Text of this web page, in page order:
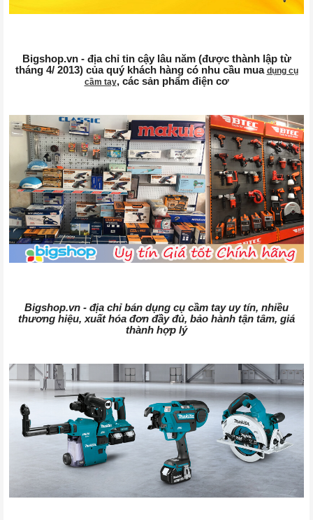
Bigshop.vn - địa chỉ tin cậy lâu năm (được thành lập từ
tháng 4/ 2013) của quý khách hàng có nhu cầu mua dụng cụ
cầm tay, các sản phẩm điện cơ
Bigshop.vn - địa chỉ bán dụng cụ cầm tay uy tín, nhiều
thương hiệu, xuất hóa đơn đầy đủ, bảo hành tận tâm, giá
thành hợp lý